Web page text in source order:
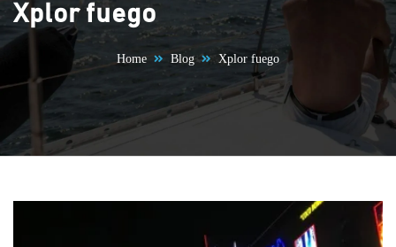
Xplor fuego
Home Blog Xplor fuego